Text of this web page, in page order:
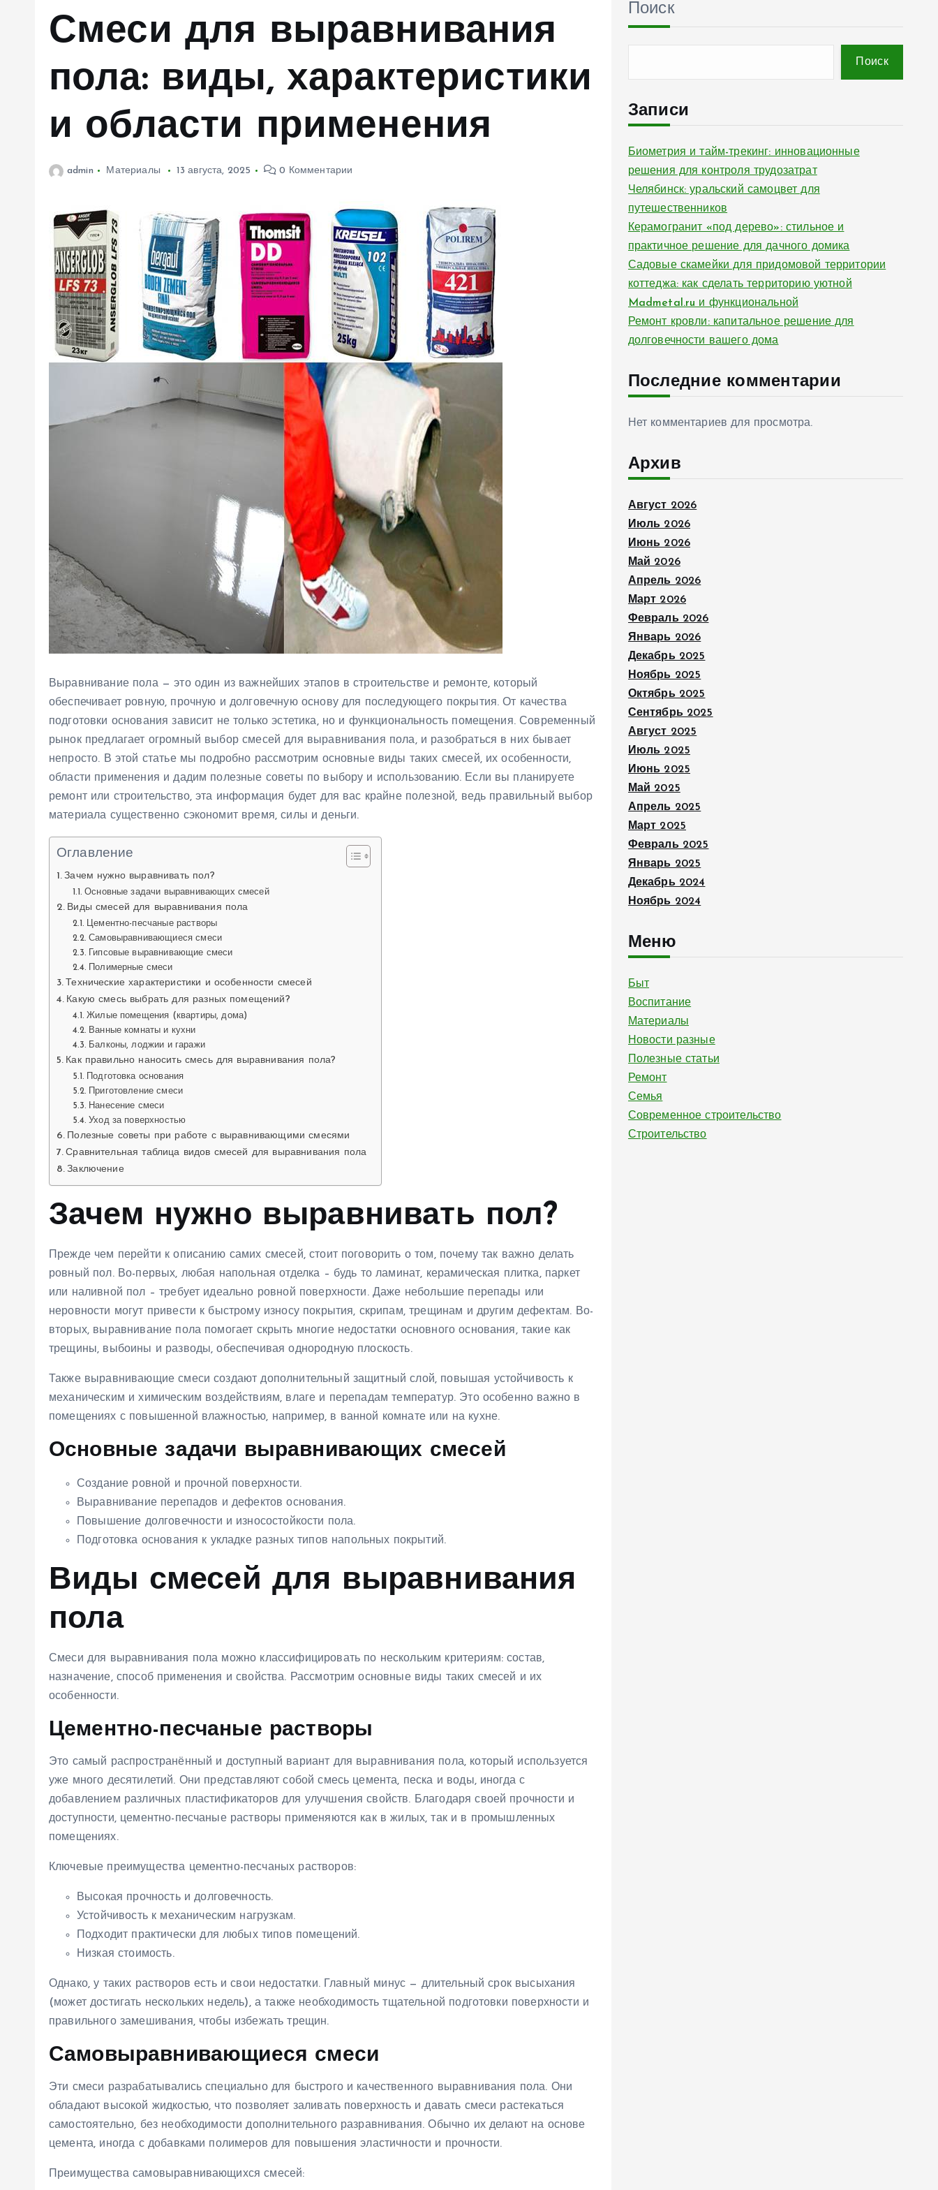
Смеси для выравнивания
пола: виды, характеристики
и области применения
admin Материалы 13 августа, 2025 0 Комментарии
Выравнивание пола — это один из важнейших этапов в строительстве и ремонте, который
обеспечивает ровную, прочную и долговечную основу для последующего покрытия. От качества
подготовки основания зависит не только эстетика, но и функциональность помещения. Современный
рынок предлагает огромный выбор смесей для выравнивания пола, и разобраться в них бывает
непросто. В этой статье мы подробно рассмотрим основные виды таких смесей, их особенности,
области применения и дадим полезные советы по выбору и использованию. Если вы планируете
ремонт или строительство, эта информация будет для вас крайне полезной, ведь правильный выбор
материала существенно сэкономит время, силы и деньги.
Оглавление
Зачем нужно выравнивать пол?
Основные задачи выравнивающих смесей
Виды смесей для выравнивания пола
Цементно-песчаные растворы
Самовыравнивающиеся смеси
Гипсовые выравнивающие смеси
Полимерные смеси
Технические характеристики и особенности смесей
Какую смесь выбрать для разных помещений?
Жилые помещения (квартиры, дома)
Ванные комнаты и кухни
Балконы, лоджии и гаражи
Как правильно наносить смесь для выравнивания пола?
Подготовка основания
Приготовление смеси
Нанесение смеси
Уход за поверхностью
Полезные советы при работе с выравнивающими смесями
Сравнительная таблица видов смесей для выравнивания пола
Заключение
Зачем нужно выравнивать пол?
Прежде чем перейти к описанию самих смесей, стоит поговорить о том, почему так важно делать
ровный пол. Во-первых, любая напольная отделка – будь то ламинат, керамическая плитка, паркет
или наливной пол – требует идеально ровной поверхности. Даже небольшие перепады или
неровности могут привести к быстрому износу покрытия, скрипам, трещинам и другим дефектам. Во-
вторых, выравнивание пола помогает скрыть многие недостатки основного основания, такие как
трещины, выбоины и разводы, обеспечивая однородную плоскость.
Также выравнивающие смеси создают дополнительный защитный слой, повышая устойчивость к
механическим и химическим воздействиям, влаге и перепадам температур. Это особенно важно в
помещениях с повышенной влажностью, например, в ванной комнате или на кухне.
Основные задачи выравнивающих смесей
Создание ровной и прочной поверхности.
Выравнивание перепадов и дефектов основания.
Повышение долговечности и износостойкости пола.
Подготовка основания к укладке разных типов напольных покрытий.
Виды смесей для выравнивания
пола
Смеси для выравнивания пола можно классифицировать по нескольким критериям: состав,
назначение, способ применения и свойства. Рассмотрим основные виды таких смесей и их
особенности.
Цементно-песчаные растворы
Это самый распространённый и доступный вариант для выравнивания пола, который используется
уже много десятилетий. Они представляют собой смесь цемента, песка и воды, иногда с
добавлением различных пластификаторов для улучшения свойств. Благодаря своей прочности и
доступности, цементно-песчаные растворы применяются как в жилых, так и в промышленных
помещениях.
Ключевые преимущества цементно-песчаных растворов:
Высокая прочность и долговечность.
Устойчивость к механическим нагрузкам.
Подходит практически для любых типов помещений.
Низкая стоимость.
Однако, у таких растворов есть и свои недостатки. Главный минус — длительный срок высыхания
(может достигать нескольких недель), а также необходимость тщательной подготовки поверхности и
правильного замешивания, чтобы избежать трещин.
Самовыравнивающиеся смеси
Эти смеси разрабатывались специально для быстрого и качественного выравнивания пола. Они
обладают высокой жидкостью, что позволяет заливать поверхность и давать смеси растекаться
самостоятельно, без необходимости дополнительного разравнивания. Обычно их делают на основе
цемента, иногда с добавками полимеров для повышения эластичности и прочности.
Преимущества самовыравнивающихся смесей:
Поиск
Поиск
Записи
Биометрия и тайм-трекинг: инновационные
решения для контроля трудозатрат
Челябинск: уральский самоцвет для
путешественников
Керамогранит «под дерево»: стильное и
практичное решение для дачного домика
Садовые скамейки для придомовой территории
коттеджа: как сделать территорию уютной
Madmetal.ru и функциональной
Ремонт кровли: капитальное решение для
долговечности вашего дома
Последние комментарии
Нет комментариев для просмотра.
Архив
Август 2026
Июль 2026
Июнь 2026
Май 2026
Апрель 2026
Март 2026
Февраль 2026
Январь 2026
Декабрь 2025
Ноябрь 2025
Октябрь 2025
Сентябрь 2025
Август 2025
Июль 2025
Июнь 2025
Май 2025
Апрель 2025
Март 2025
Февраль 2025
Январь 2025
Декабрь 2024
Ноябрь 2024
Меню
Быт
Воспитание
Материалы
Новости разные
Полезные статьи
Ремонт
Семья
Современное строительство
Строительство